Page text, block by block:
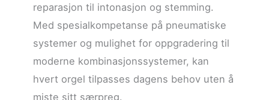
reparasjon til intonasjon og stemming.
Med spesialkompetanse på pneumatiske
systemer og mulighet for oppgradering til
moderne kombinasjonssystemer, kan
hvert orgel tilpasses dagens behov uten å
miste sitt særpreg.